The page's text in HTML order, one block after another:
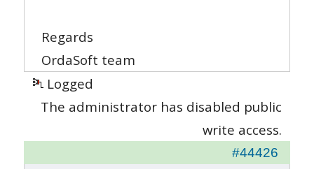
Regards
OrdaSoft team
Logged
The administrator has disabled public
write access.
#44426